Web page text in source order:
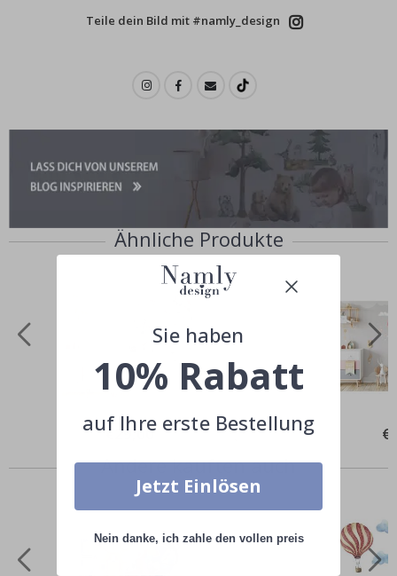
Teile dein Bild mit #namly_design
Ähnliche Produkte
Special
€29,00
Andere kauften auch
Sie haben
10% Rabatt
auf Ihre erste Bestellung
Jetzt Einlösen
Nein danke, ich zahle den vollen preis